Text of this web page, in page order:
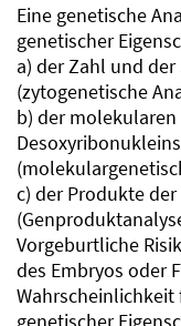
Eine genetische
genetischer
a) der Zahl und
(zytogenetische
b) der
c) der Produkte
Vorgeburtliche
des Embryos oder
genetischer